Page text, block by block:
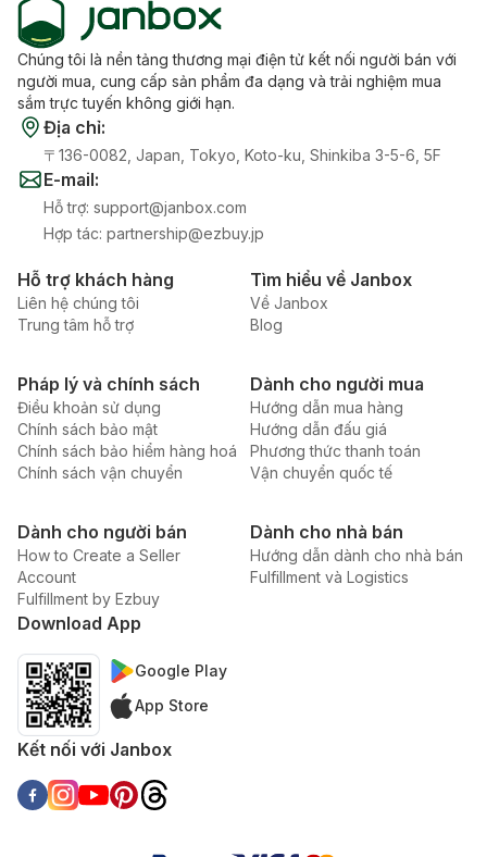
Chúng tôi là nền tảng thương mại điện tử kết nối người bán với
người mua, cung cấp sản phẩm đa dạng và trải nghiệm mua
sắm trực tuyến không giới hạn.
Địa chỉ:
〒136-0082, Japan, Tokyo, Koto-ku, Shinkiba 3-5-6, 5F
E-mail:
Hỗ trợ: support@janbox.com
Hợp tác: partnership@ezbuy.jp
Hỗ trợ khách hàng
Liên hệ chúng tôi
Trung tâm hỗ trợ
Tìm hiểu về Janbox
Về Janbox
Blog
Pháp lý và chính sách
Điều khoản sử dụng
Chính sách bảo mật
Chính sách bảo hiểm hàng hoá
Chính sách vận chuyển
Dành cho người mua
Hướng dẫn mua hàng
Hướng dẫn đấu giá
Phương thức thanh toán
Vận chuyển quốc tế
Dành cho người bán
How to Create a Seller
Account
Fulfillment by Ezbuy
Dành cho nhà bán
Hướng dẫn dành cho nhà bán
Fulfillment và Logistics
Download App
Google Play
App Store
Kết nối với Janbox